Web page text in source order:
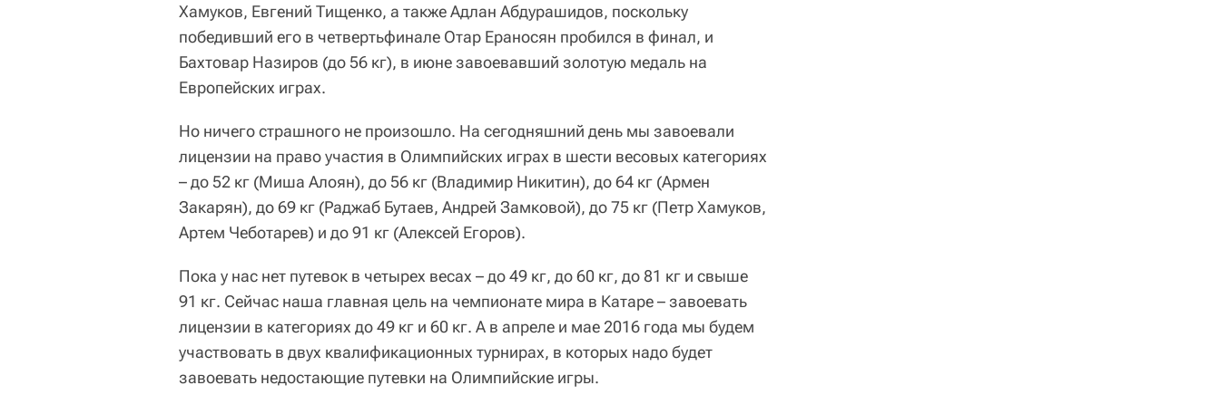
Хамуков, Евгений Тищенко, а также Адлан Абдурашидов, поскольку
победивший его в четвертьфинале Отар Ераносян пробился в финал, и
Бахтовар Назиров (до 56 кг), в июне завоевавший золотую медаль на
Европейских играх.
Но ничего страшного не произошло. На сегодняшний день мы завоевали
лицензии на право участия в Олимпийских играх в шести весовых категориях
– до 52 кг (Миша Алоян), до 56 кг (Владимир Никитин), до 64 кг (Армен
Закарян), до 69 кг (Раджаб Бутаев, Андрей Замковой), до 75 кг (Петр Хамуков,
Артем Чеботарев) и до 91 кг (Алексей Егоров).
Пока у нас нет путевок в четырех весах – до 49 кг, до 60 кг, до 81 кг и свыше
91 кг. Сейчас наша главная цель на чемпионате мира в Катаре – завоевать
лицензии в категориях до 49 кг и 60 кг. А в апреле и мае 2016 года мы будем
участвовать в двух квалификационных турнирах, в которых надо будет
завоевать недостающие путевки на Олимпийские игры.